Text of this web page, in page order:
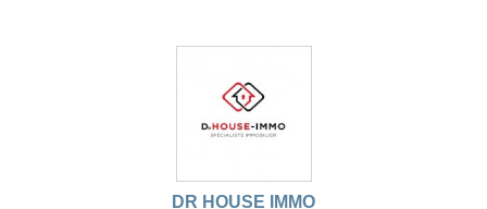
DR HOUSE IMMO